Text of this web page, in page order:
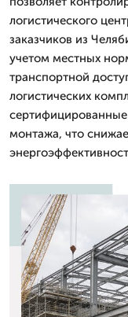
логистического
заказчиков из
учетом местных
транспортной
логистических
монтажа, что